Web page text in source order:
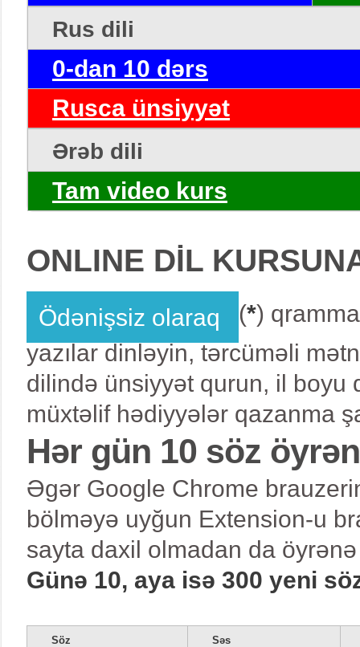
Rus dili
0-dan 10 dərs
Rusca ünsiyyət
Ərəb dili
Tam video kurs
ONLINE DİL
Ödənişsiz olaraq (*)
yazılar dinləyin, tərcüməli
dilində ünsiyyət qurun, il boyu
müxtəlif hədiyyələr qazanma
Hər gün 10 söz
Əgər Google Chrome
bölməyə uyğun Extension-u
sayta daxil olmadan da
Günə 10, aya isə 300 yeni
Söz Səs